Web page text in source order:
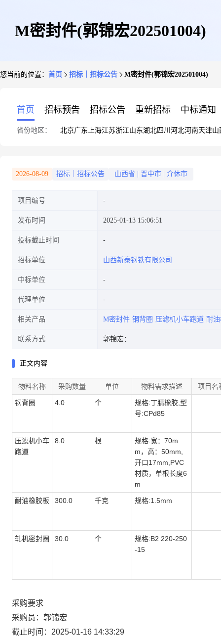
M密封件(郭锦宏202501004)
您当前的位置： 首页 招标｜招标公告 M密封件(郭锦宏202501004)
首页 招标预告 招标公告 重新招标 中标通知
省份地区： 北京广东 上海江苏浙江山东湖北四川 河北河南天津山
2026-08-09 招标｜招标公告 山西省 晋中市 介休市
项目编号
发布时间 2025-01-13 15:06:51
投标截止时间
招标单位 山西新泰钢铁有限公司
中标单位
代理单位
相关产品 M密封件 钢背圈 压滤机小车跑道 耐
联系方式 郭锦宏：
正文内容
物料名称 采购数量 单位 物料需求描述 项目名
钢背圈 4.0 个
规格:丁腈橡胶,型
号:CPd85
压滤机小车
跑道
8.0 根
规格:宽：70m
m，高：50mm,
开口17mm,PVC
材质，单根长度6
m
耐油橡胶板 300.0 千克 规格:1.5mm
轧机密封圈 30.0 个
规格:B2 220-250
-15
采购要求
采购员：郭锦宏
截止时间：2025-01-16 14:33:29